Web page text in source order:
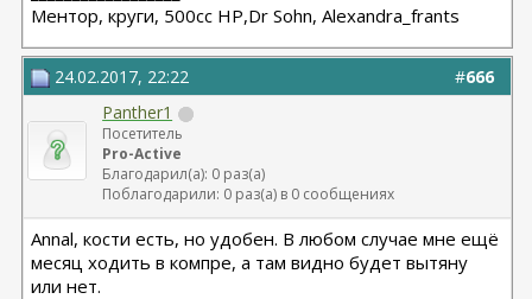
Ментор, круги, 500сс HP,Dr Sohn, Alexandra_frants
#666
24.02.2017, 22:22
Panther1
Посетитель
Pro-Active
Благодарил(а): 0 раз(а)
Поблагодарили: 0 раз(а) в 0 сообщениях
Annal, кости есть, но удобен. В любом случае мне ещё
месяц ходить в компре, а там видно будет вытяну
или нет.